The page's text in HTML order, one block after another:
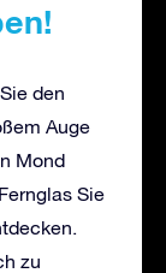
den
Auge
Mond
Sie
zu